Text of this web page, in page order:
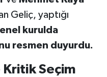
Geliç, yaptığı
kurulda
resmen duyurdu.
Seçim